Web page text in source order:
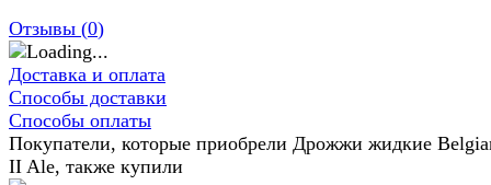
Отзывы (0)
Доставка и оплата
Способы доставки
Способы оплаты
Покупатели, которые приобрели Дрожжи жидкие
II Ale, также купили